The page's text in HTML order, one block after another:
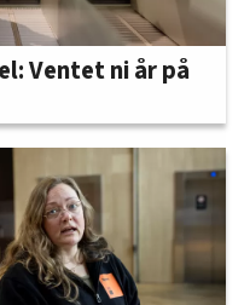
Ventet ni år på